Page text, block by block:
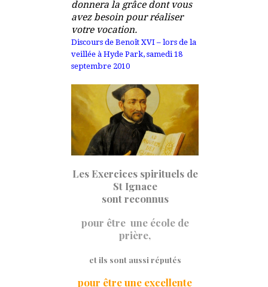
donnera la grâce dont vous
avez besoin pour réaliser
votre vocation.
Discours de Benoît XVI – lors de la
veillée à Hyde Park, samedi 18
septembre 2010
Les Exercices spirituels de
St Ignace
sont reconnus
pour être une école de
prière,
et ils sont aussi réputés
pour être une excellente